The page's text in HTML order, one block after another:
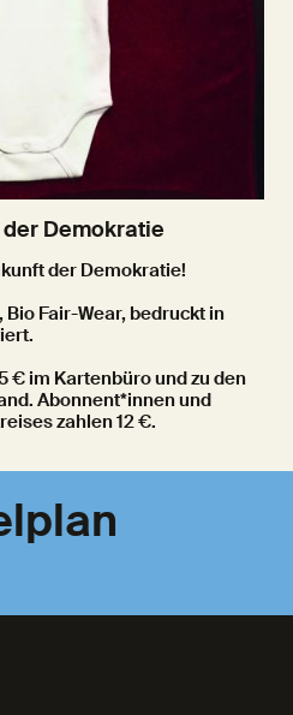
Demokratie
der Demokratie!
Fair-Wear, bedruckt in
€ im Kartenbüro und zu den
Abonnent*innen und
zahlen 12 €.